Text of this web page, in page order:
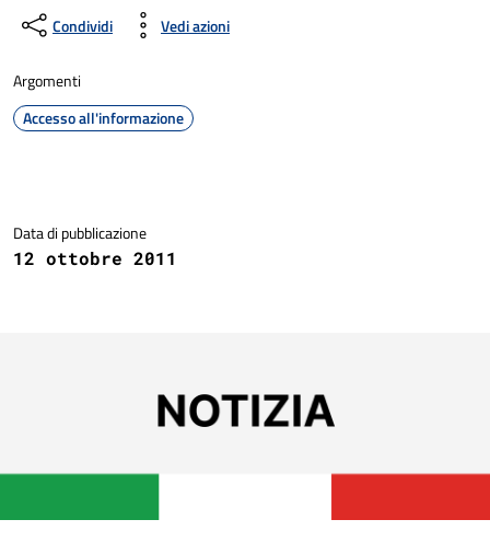
Condividi Vedi azioni
Argomenti
Accesso all'informazione
Data di pubblicazione
12 ottobre 2011